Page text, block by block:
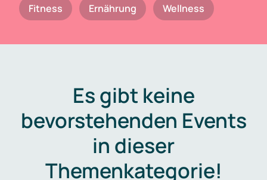
Fitness Ernährung Wellness
Es gibt keine
bevorstehenden Events
in dieser
Themenkategorie!